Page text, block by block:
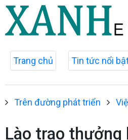
Trang chủ Tin tức nổi
Trên đường phát triển
Lào trao thưởng